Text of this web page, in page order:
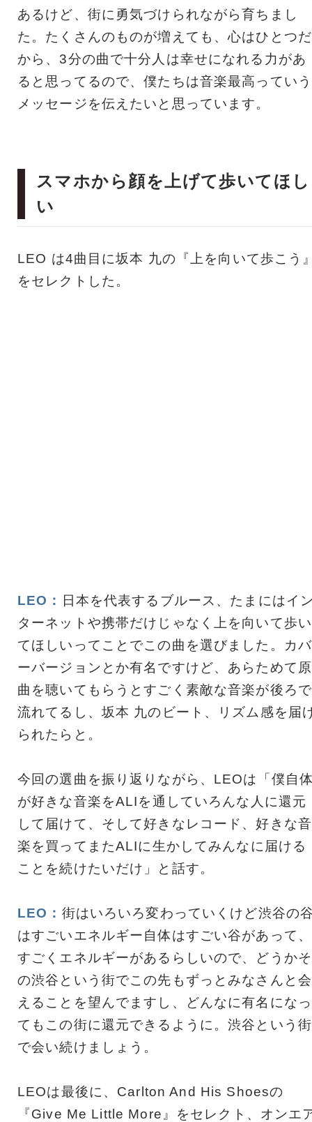
あるけど、街に勇気づけられながら育ちまし
た。たくさんのものが増えても、心はひとつだ
から、3分の曲で十分人は幸せになれる力があ
ると思ってるので、僕たちは音楽最高っていう
メッセージを伝えたいと思っています。
スマホから顔を上げて歩いてほし
い
LEO は4曲目に坂本 九の『上を向いて歩こう
をセレクトした。
LEO： 日本を代表するブルース、たまにはイ
ターネットや携帯だけじゃなく上を向いて歩い
てほしいってことでこの曲を選びました。カバ
ーバージョンとか有名ですけど、あらためて原
曲を聴いてもらうとすごく素敵な音楽が後ろで
流れてるし、坂本 九のビート、リズム感を届
られたらと。
今回の選曲を振り返りながら、LEOは「僕自
が好きな音楽をALIを通していろんな人に還元
して届けて、そして好きなレコード、好きな音
楽を買ってまたALIに生かしてみんなに届ける
ことを続けたいだけ」と話す。
LEO： 街はいろいろ変わっていくけど渋谷の
はすごいエネルギー自体はすごい谷があって、
すごくエネルギーがあるらしいので、どうかそ
の渋谷という街でこの先もずっとみなさんと会
えることを望んでますし、どんなに有名になっ
てもこの街に還元できるように。渋谷という街
で会い続けましょう。
LEOは最後に、Carlton And His Shoesの
『Give Me Little More』をセレクト、オンエ